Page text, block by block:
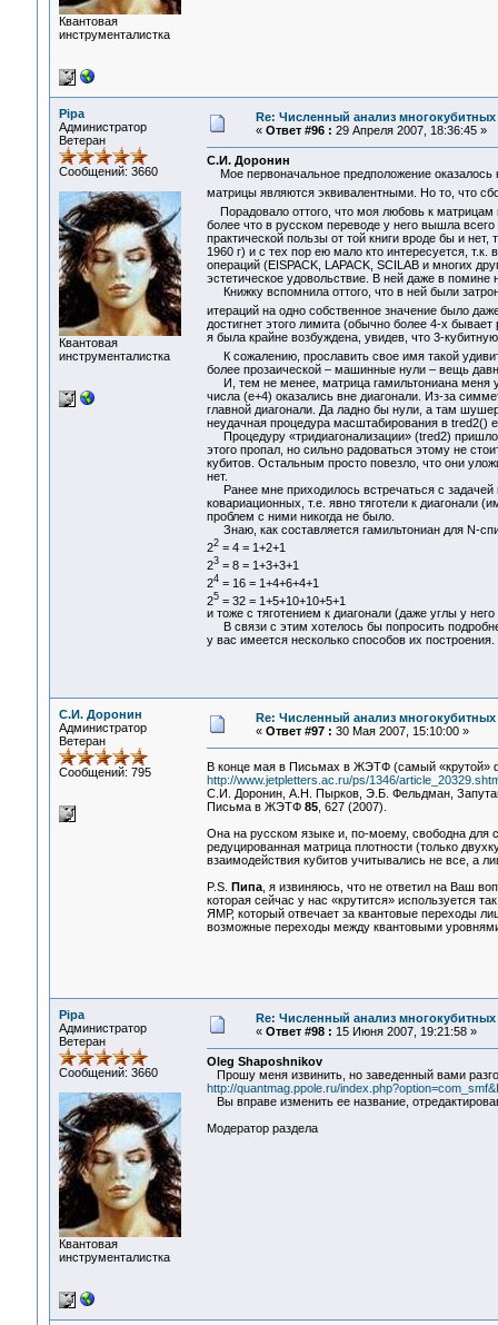
Квантовая
инструменталистка
Pipa
Администратор
Ветеран
Сообщений: 3660
Квантовая
инструменталистка
Re: Численный анализ многокубитных
« Ответ #96 : 29 Апреля 2007, 18:36:45 »
С.И. Доронин
Мое первоначальное предположение оказалось
матрицы являются эквивалентными. Но то, что
Порадовало оттого, что моя любовь к матрицам
более что в русском переводе у него вышла
практической пользы от той книги вроде бы и
1960 г) и с тех пор ею мало кто интересуется,
операций (EISPACK, LAPACK, SCILAB и многих
эстетическое удовольствие. В ней даже в помине
Книжку вспомнила оттого, что в ней были
итераций на одно собственное значение было
достигнет этого лимита (обычно более 4-х
я была крайне возбуждена, увидев, что 3-
К сожалению, прославить свое имя такой
более прозаической – машинные нули – вещь
И, тем не менее, матрица гамильтониана меня
числа (e+4) оказались вне диагонали. Из-за
главной диагонали. Да ладно бы нули, а там
неудачная процедура масштабирования в tred2()
Процедуру «тридиагонализации» (tred2)
этого пропал, но сильно радоваться этому не
кубитов. Остальным просто повезло, что они
нет.
Ранее мне приходилось встречаться с задачей
ковариационных, т.е. явно тяготели к диагонали
проблем с ними никогда не было.
Знаю, как составляется гамильтониан для N-
22= 4 = 1+2+1
23= 8 = 1+3+3+1
24= 16 = 1+4+6+4+1
25= 32 = 1+5+10+10+5+1
и тоже с тяготением к диагонали (даже углы у
В связи с этим хотелось бы попросить
у вас имеется несколько способов их построения.
С.И. Доронин
Администратор
Ветеран
Сообщений: 795
Re: Численный анализ многокубитных
« Ответ #97 : 30 Мая 2007, 15:10:00 »
В конце мая в Письмах в ЖЭТФ (самый «крутой»
http://www.jetpletters.ac.ru/ps/1346/
С.И. Доронин, А.Н. Пырков, Э.Б. Фельдман,
Письма в ЖЭТФ 85, 627 (2007).
Она на русском языке и, по-моему, свободна для
редуцированная матрица плотности (только
взаимодействия кубитов учитывались не все, а
P.S.
Пипа, я извиняюсь, что не ответил на Ваш
которая сейчас у нас «крутится» используется
ЯМР, который отвечает за квантовые переходы
возможные переходы между квантовыми
Pipa
Администратор
Ветеран
Сообщений: 3660
Квантовая
инструменталистка
Re: Численный анализ многокубитных
« Ответ #98 : 15 Июня 2007, 19:21:58 »
Oleg Shaposhnikov
Прошу меня извинить, но заведенный вами
http://quantmag.ppole.ru/
Вы вправе изменить ее название,
Модератор раздела